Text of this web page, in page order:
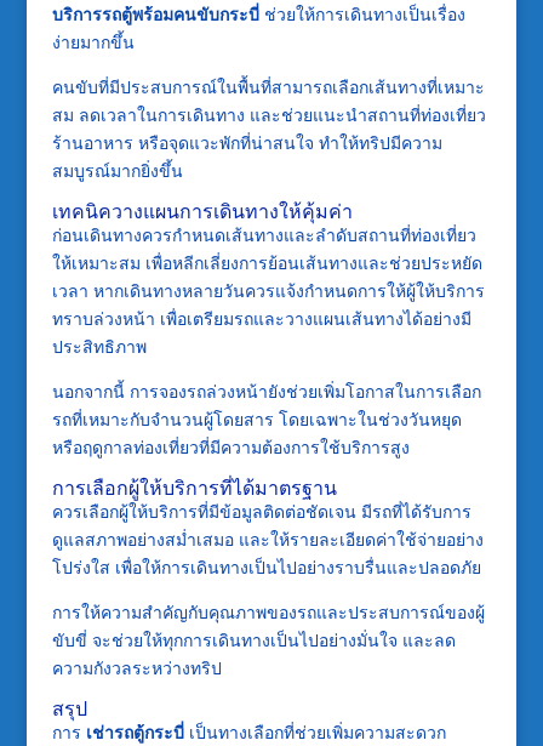
บริการรถตู้พร้อมคนขับกระบี่ช่วยให้การเดินทางเป็นเรื่อง
ง่ายมากขึ้น
คนขับที่มีประสบการณ์ในพื้นที่สามารถเลือกเส้นทางที่เหมาะ
สม ลดเวลาในการเดินทาง และช่วยแนะนำสถานที่ท่องเที่ยว
ร้านอาหาร หรือจุดแวะพักที่น่าสนใจ ทำให้ทริปมีความ
สมบูรณ์มากยิ่งขึ้น
เทคนิควางแผนการเดินทางให้คุ้มค่า
ก่อนเดินทางควรกำหนดเส้นทางและลำดับสถานที่ท่องเที่ยว
ให้เหมาะสม เพื่อหลีกเลี่ยงการย้อนเส้นทางและช่วยประหยัด
เวลา หากเดินทางหลายวันควรแจ้งกำหนดการให้ผู้ให้บริการ
ทราบล่วงหน้า เพื่อเตรียมรถและวางแผนเส้นทางได้อย่างมี
ประสิทธิภาพ
นอกจากนี้ การจองรถล่วงหน้ายังช่วยเพิ่มโอกาสในการเลือก
รถที่เหมาะกับจำนวนผู้โดยสาร โดยเฉพาะในช่วงวันหยุด
หรือฤดูกาลท่องเที่ยวที่มีความต้องการใช้บริการสูง
การเลือกผู้ให้บริการที่ได้มาตรฐาน
ควรเลือกผู้ให้บริการที่มีข้อมูลติดต่อชัดเจน มีรถที่ได้รับการ
ดูแลสภาพอย่างสม่ำเสมอ และให้รายละเอียดค่าใช้จ่ายอย่าง
โปร่งใส เพื่อให้การเดินทางเป็นไปอย่างราบรื่นและปลอดภัย
การให้ความสำคัญกับคุณภาพของรถและประสบการณ์ของผู้
ขับขี่ จะช่วยให้ทุกการเดินทางเป็นไปอย่างมั่นใจ และลด
ความกังวลระหว่างทริป
สรุป
การ เช่ารถตู้กระบี่เป็นทางเลือกที่ช่วยเพิ่มความสะดวก